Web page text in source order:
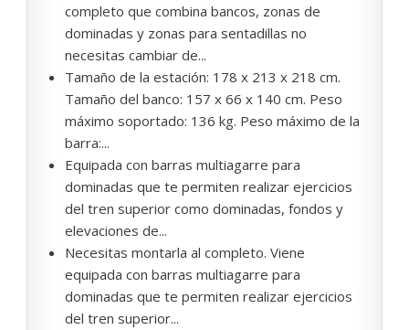
completo que combina bancos, zonas de
dominadas y zonas para sentadillas no
necesitas cambiar de...
Tamaño de la estación: 178 x 213 x 218 cm.
Tamaño del banco: 157 x 66 x 140 cm. Peso
máximo soportado: 136 kg. Peso máximo de la
barra:...
Equipada con barras multiagarre para
dominadas que te permiten realizar ejercicios
del tren superior como dominadas, fondos y
elevaciones de...
Necesitas montarla al completo. Viene
equipada con barras multiagarre para
dominadas que te permiten realizar ejercicios
del tren superior...